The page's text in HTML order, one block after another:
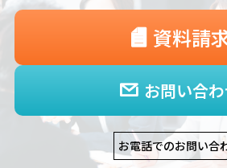
お問い合
資料請
お電話でのお問い合